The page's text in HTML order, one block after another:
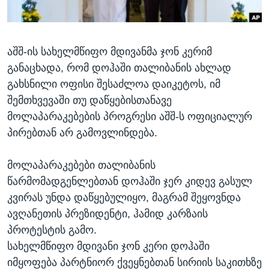
ᲡᲢᲣᲓᲘᲐ ᲕᲐᲨᲘᲜᲒᲢᲝᲜᲘ
ᲔᲙᲝᲜᲝᲛᲘᲙᲐ
ᲛᲔᲪᲜᲘᲔᲠᲔᲑᲐ
ᲘᲜᲢᲔᲠᲕᲘᲣ
ᲙᲣᲚᲢᲣᲠᲐ
ᲒᲐᲚᲘᲚᲔᲝ
ᲓᲔᲖᲘᲜᲤᲝᲠᲛᲐᲪᲘᲐ
Learning English
ᲗᲕᲐᲚᲘ ᲒᲕᲐᲓᲔᲕᲜᲔᲗ
ენები
აშშ-ის სახელმწიფო მდივანმა ჯონ კერიმ
განაცხადა, რომ დოჰაში თალიბანის ახლად
გახსნილი ოფისი შესაძლოა დაიკეტოს, იმ
შემთხვევაში თუ დაწყებისთანავე
მოლაპარაკებების პროგრესი აშშ-ს ოფიციალურ
პირებთან არ გამოვლინდება.
მოლაპარაკებები თალიბანის
წარმომადგენლებთან დოჰაში ჯერ კიდევ გასულ
კვირას უნდა დაწყებულიყო, მაგრამ შეყოვნდა
ავღანეთის პრეზიდენტი, ჰამიდ კარზაის
პროტესტის გამო.
სახელმწიფო მდივანი ჯონ კერი დოჰაში
იმყოფება პარტნიორ ქვეყნებთან სირიის საკითხზე